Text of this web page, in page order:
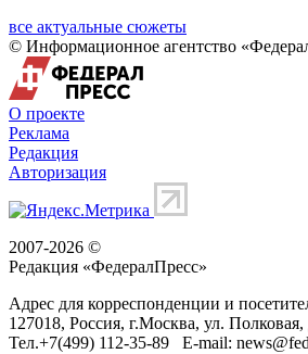
все актуальные сюжеты
© Информационное агентство
О проекте
Реклама
Редакция
Авторизация
2007-2026 ©
Редакция «ФедералПресс»
Адрес для корреспонденции и
127018, Россия, г.Москва, ул. Полковая,
Тел.+7(499) 112-35-89 E-mail: